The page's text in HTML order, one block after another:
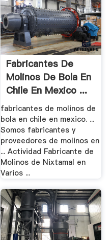
Fabricantes De
Molinos De Bola En
Chile En Mexico ...
fabricantes de molinos de
bola en chile en mexico. ...
Somos fabricantes y
proveedores de molinos en
... Actividad Fabricante de
Molinos de Nixtamal en
Varios ...